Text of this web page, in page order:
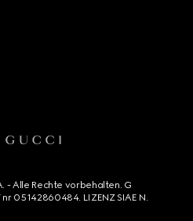
- Alle Rechte vorbehalten. G
05142860484. LIZENZ SIAE N.